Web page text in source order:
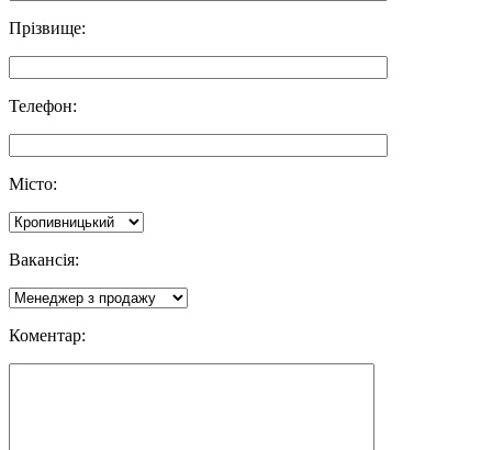
Прізвище:
Телефон:
Місто:
Вакансія:
Коментар: